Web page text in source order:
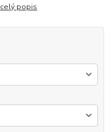
celý popis